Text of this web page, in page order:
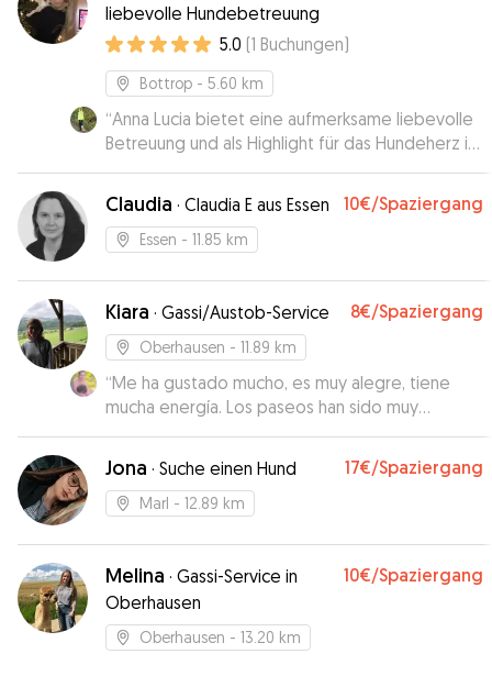
liebevolle Hundebetreuung
5.0 (1 Buchungen)
Bottrop - 5.60 km
“Anna Lucia bietet eine aufmerksame liebevolle
Betreuung und als Highlight für das Hundeherz ist
ein Garten vorhanden.”
Claudia · Claudia E aus Essen 10€/Spaziergang
Essen - 11.85 km
Kiara · Gassi/Austob-Service 8€/Spaziergang
Oberhausen - 11.89 km
“Me ha gustado mucho, es muy alegre, tiene
mucha energía. Los paseos han sido muy
divertidos y en casa era tranquilo.”
Jona · Suche einen Hund 17€/Spaziergang
Marl - 12.89 km
Melina · Gassi-Service in
Oberhausen
10€/Spaziergang
Oberhausen - 13.20 km